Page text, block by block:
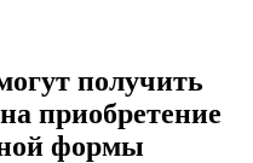
Крыму дополнительные
в ближайшее
Салгир: работы ведутся
05.09.2025
получить
приобретение
формы